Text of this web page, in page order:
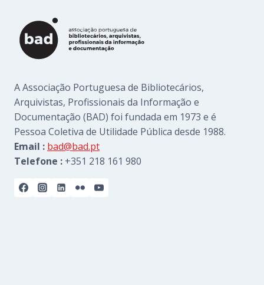
A Associação Portuguesa de Bibliotecários,
Arquivistas, Profissionais da Informação e
Documentação (BAD) foi fundada em 1973 e é
Pessoa Coletiva de Utilidade Pública desde 1988.
Email : bad@bad.pt
Telefone : +351 218 161 980